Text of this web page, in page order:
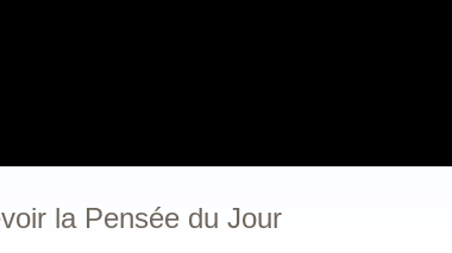
la Pensée du Jour